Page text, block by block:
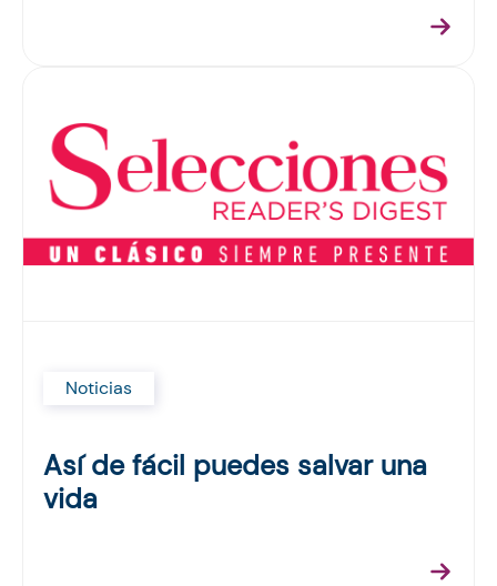
Noticias
Así de fácil puedes salvar una
vida